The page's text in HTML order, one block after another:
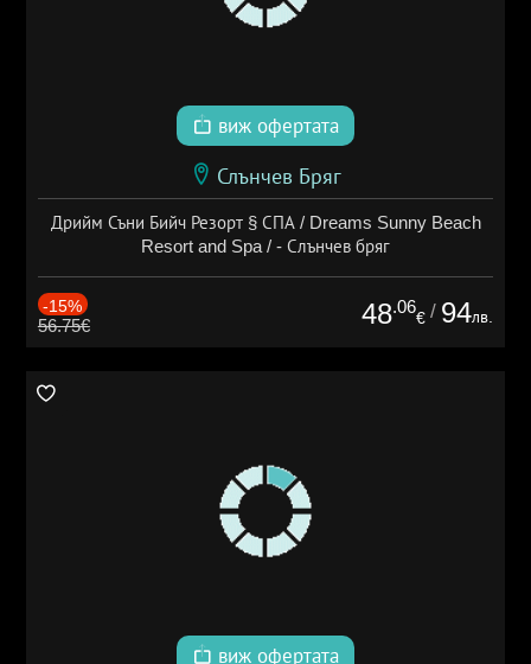
виж офертата
Слънчев Бряг
Дрийм Съни Бийч Резорт § СПА / Dreams Sunny Beach
Resort and Spa / - Слънчев бряг
-15%
56.75€ 48.06
€ / 94лв.
виж офертата